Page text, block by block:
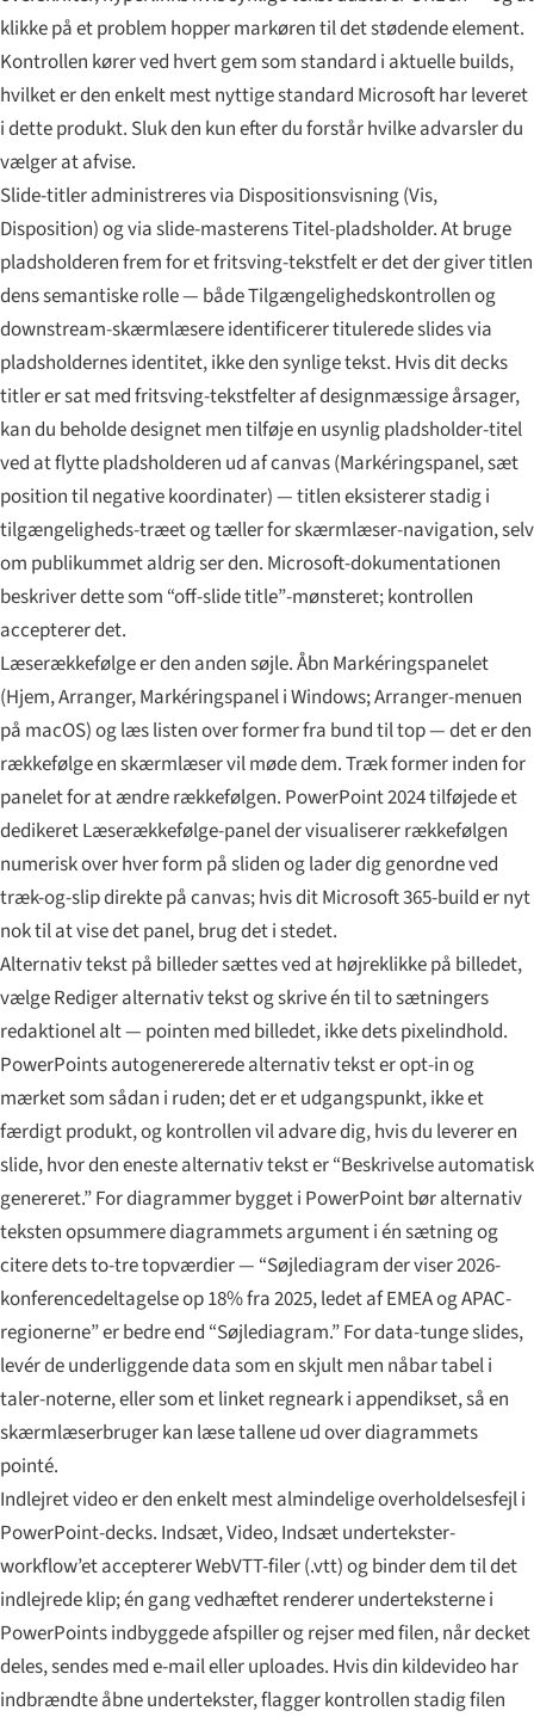
klikke på et problem hopper markøren til det stødende element.
Kontrollen kører ved hvert gem som standard i aktuelle builds,
hvilket er den enkelt mest nyttige standard Microsoft har leveret
i dette produkt. Sluk den kun efter du forstår hvilke advarsler du
vælger at afvise.
Slide-titler administreres via Dispositionsvisning (Vis,
Disposition) og via slide-masterens Titel-pladsholder. At bruge
pladsholderen frem for et fritsving-tekstfelt er det der giver titlen
dens semantiske rolle — både Tilgængelighedskontrollen og
downstream-skærmlæsere identificerer titulerede slides via
pladsholdernes identitet, ikke den synlige tekst. Hvis dit decks
titler er sat med fritsving-tekstfelter af designmæssige årsager,
kan du beholde designet men tilføje en usynlig pladsholder-titel
ved at flytte pladsholderen ud af canvas (Markéringspanel, sæt
position til negative koordinater) — titlen eksisterer stadig i
tilgængeligheds-træet og tæller for skærmlæser-navigation, selv
om publikummet aldrig ser den. Microsoft-dokumentationen
beskriver dette som “off-slide title”-mønsteret; kontrollen
accepterer det.
Læserækkefølge er den anden søjle. Åbn Markéringspanelet
(Hjem, Arranger, Markéringspanel i Windows; Arranger-menuen
på macOS) og læs listen over former fra bund til top — det er den
rækkefølge en skærmlæser vil møde dem. Træk former inden for
panelet for at ændre rækkefølgen. PowerPoint 2024 tilføjede et
dedikeret Læserækkefølge-panel der visualiserer rækkefølgen
numerisk over hver form på sliden og lader dig genordne ved
træk-og-slip direkte på canvas; hvis dit Microsoft 365-build er nyt
nok til at vise det panel, brug det i stedet.
Alternativ tekst på billeder sættes ved at højreklikke på billedet,
vælge Rediger alternativ tekst og skrive én til to sætningers
redaktionel alt — pointen med billedet, ikke dets pixelindhold.
PowerPoints autogenererede alternativ tekst er opt-in og
mærket som sådan i ruden; det er et udgangspunkt, ikke et
færdigt produkt, og kontrollen vil advare dig, hvis du leverer en
slide, hvor den eneste alternativ tekst er “Beskrivelse automatisk
genereret.” For diagrammer bygget i PowerPoint bør alternativ
teksten opsummere diagrammets argument i én sætning og
citere dets to-tre topværdier — “Søjlediagram der viser 2026-
konferencedeltagelse op 18% fra 2025, ledet af EMEA og APAC-
regionerne” er bedre end “Søjlediagram.” For data-tunge slides,
levér de underliggende data som en skjult men nåbar tabel i
taler-noterne, eller som et linket regneark i appendikset, så en
skærmlæserbruger kan læse tallene ud over diagrammets
pointé.
Indlejret video er den enkelt mest almindelige overholdelsesfejl i
PowerPoint-decks. Indsæt, Video, Indsæt undertekster-
workflow’et accepterer WebVTT-filer (.vtt) og binder dem til det
indlejrede klip; én gang vedhæftet renderer underteksterne i
PowerPoints indbyggede afspiller og rejser med filen, når decket
deles, sendes med e-mail eller uploades. Hvis din kildevideo har
indbrændte åbne undertekster, flagger kontrollen stadig filen